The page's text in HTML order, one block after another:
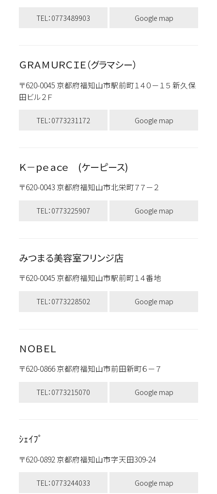
TEL：0773489903 Google map
ＧＲＡＭＵＲＣＩＥ（グラマシー）
〒620-0045 京都府福知山市駅前町１４０－１５ 新久保
田ビル２Ｆ
TEL：0773231172 Google map
Ｋ－ｐｅａｃｅ (ケーピース)
〒620-0043 京都府福知山市北栄町７７－２
TEL：0773225907 Google map
みつまる美容室フリンジ店
〒620-0045 京都府福知山市駅前町１４番地
TEL：0773228502 Google map
ＮＯＢＥＬ
〒620-0866 京都府福知山市前田新町６－７
TEL：0773215070 Google map
ｼｪｲﾌﾟ
〒620-0892 京都府福知山市字天田309-24
TEL：0773244033 Google map